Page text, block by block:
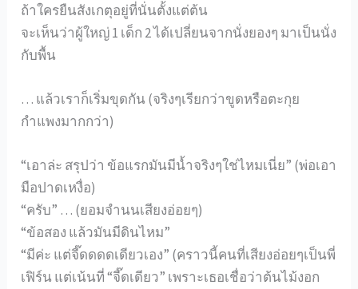
ถ้าใครยืนสังเกตุอยู่ที่นั่นตั้งแต่ต้น
จะเห็นว่าผู้ใหญ่ 1 เด็ก 2 ได้เปลี่ยนจากนั่งยองๆ มาเป็นนั่ง
กับพื้น
… แล้วเราก็เริ่มขุดกัน (จริงๆเรียกว่าขูดหรือตะกุย
กำแพงมากกว่า)
“เอาล่ะ สรุปว่า ข้อแรกมันมีน้ำจริงๆใช่ไหมเนี่ย” (พ่อเอา
มือปาดเหงื่อ)
“ครับ” … (ยอมจำนนเสียงอ่อยๆ)
“ข้อสอง แล้วมันมีดินไหม”
“มีค่ะ แต่จี๊ดดดดเดียวเอง” (คราวนี้คนที่เสียงอ่อยๆเป็นพี่
เฟิร์น แต่เน้นที่ “จี๊ดเดียว” เพราะเธอเชื่อว่าต้นไม้งอก